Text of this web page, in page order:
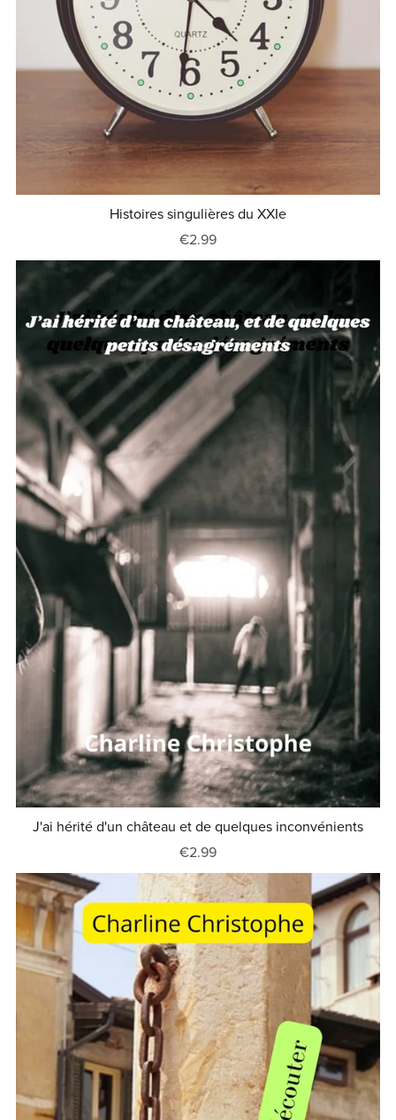
Histoires singulières du XXIe
€2.99
J'ai hérité d'un château et de quelques inconvénients
€2.99